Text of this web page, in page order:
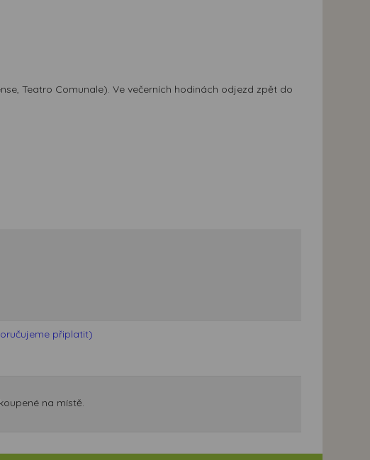
Teatro Comunale). Ve večerních hodinách odjezd zpět do
připlatit)
na místě.